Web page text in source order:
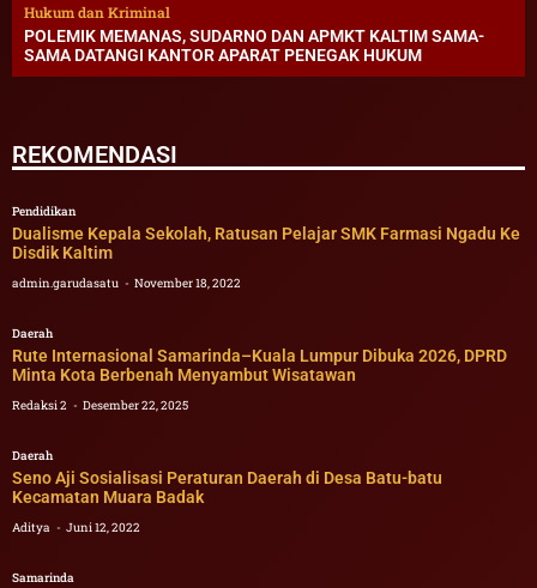
Hukum dan Kriminal
POLEMIK MEMANAS, SUDARNO DAN APMKT KALTIM SAMA-
SAMA DATANGI KANTOR APARAT PENEGAK HUKUM
REKOMENDASI
Pendidikan
Dualisme Kepala Sekolah, Ratusan Pelajar SMK Farmasi Ngadu Ke
Disdik Kaltim
admin.garudasatu November 18, 2022
Daerah
Rute Internasional Samarinda–Kuala Lumpur Dibuka 2026, DPRD
Minta Kota Berbenah Menyambut Wisatawan
Redaksi 2 Desember 22, 2025
Daerah
Seno Aji Sosialisasi Peraturan Daerah di Desa Batu-batu
Kecamatan Muara Badak
Aditya Juni 12, 2022
Samarinda